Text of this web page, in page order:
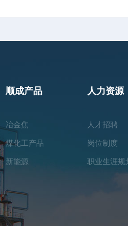
顺成产品
冶金焦
煤化工产品
新能源
人力资源
人才招聘
岗位制度
职业生涯规